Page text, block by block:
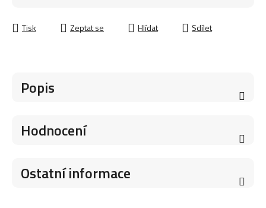
Tisk Zeptat se Hlídat Sdílet
Popis
Hodnocení
Ostatní informace